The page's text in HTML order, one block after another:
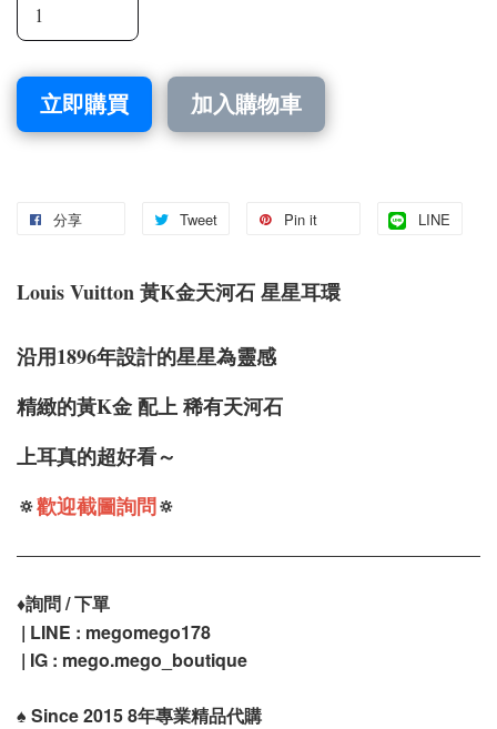
立即購買 加入購物車
分享 Tweet Pin it LINE
Louis Vuitton 黃K金天河石 星星耳環
沿用1896年設計的星星為靈感
精緻的黃K金 配上 稀有天河石
上耳真的超好看～
🔅歡迎截圖詢問🔅
♦️詢問 / 下單
| LINE : megomego178
| IG : mego.mego_boutique
♠️ Since 2015 8年專業精品代購